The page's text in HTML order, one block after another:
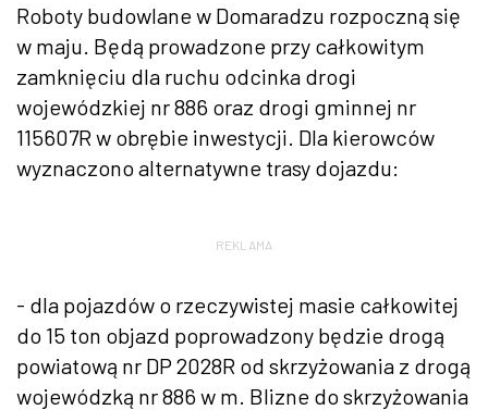
Roboty budowlane w Domaradzu rozpoczną się
w maju. Będą prowadzone przy całkowitym
zamknięciu dla ruchu odcinka drogi
wojewódzkiej nr 886 oraz drogi gminnej nr
115607R w obrębie inwestycji. Dla kierowców
wyznaczono alternatywne trasy dojazdu:
REKLAMA
- dla pojazdów o rzeczywistej masie całkowitej
do 15 ton objazd poprowadzony będzie drogą
powiatową nr DP 2028R od skrzyżowania z drogą
wojewódzką nr 886 w m. Blizne do skrzyżowania